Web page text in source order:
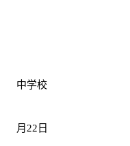
中学校
月22 日